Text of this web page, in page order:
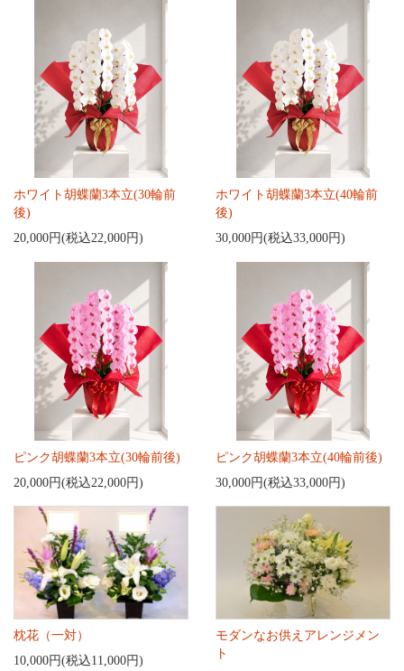
ホワイト胡蝶蘭3本立(30輪前
後)
20,000円(税込22,000円)
ホワイト胡蝶蘭3本立(40輪前
後)
30,000円(税込33,000円)
ピンク胡蝶蘭3本立(30輪前後)
20,000円(税込22,000円)
ピンク胡蝶蘭3本立(40輪前後)
30,000円(税込33,000円)
枕花（一対）
10,000円(税込11,000円)
モダンなお供えアレンジメン
ト